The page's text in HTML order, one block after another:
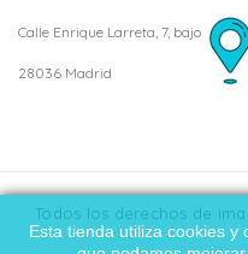
Esta tienda utiliza cookies y
Calle Enrique Larreta, 7, bajo
28036 Madrid
Todos los derechos de